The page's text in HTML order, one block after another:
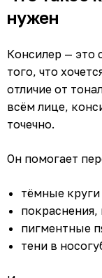
нужен
Консилер — это
того, что
отличие от
всём лице,
точечно.
Он помогает
тёмные
пигментные
тени в